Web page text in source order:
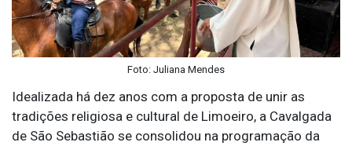
Foto: Juliana Mendes
Idealizada há dez anos com a proposta de unir as
tradições religiosa e cultural de Limoeiro, a Cavalgada
de São Sebastião se consolidou na programação da